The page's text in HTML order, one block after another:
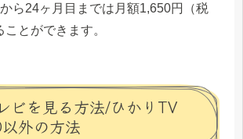
ら24ヶ月目までは月額1,650円（税
とができます。
ビを見る方法/ひかりTV
外の方法